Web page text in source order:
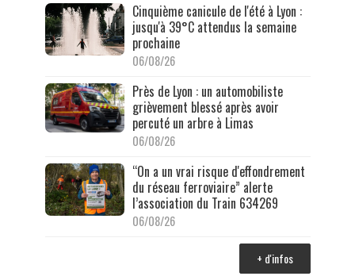
Cinquième canicule de l'été à Lyon :
jusqu'à 39°C attendus la semaine
prochaine
06/08/26
Près de Lyon : un automobiliste
grièvement blessé après avoir
percuté un arbre à Limas
06/08/26
“On a un vrai risque d'effondrement
du réseau ferroviaire” alerte
l’association du Train 634269
06/08/26
+ d'infos